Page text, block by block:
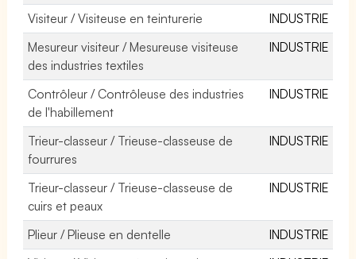
Visiteur / Visiteuse en teinturerie
INDUSTRIE
Mesureur visiteur / Mesureuse visiteuse
des industries textiles
INDUSTRIE
Contrôleur / Contrôleuse des industries
de l'habillement
INDUSTRIE
Trieur-classeur / Trieuse-classeuse de
fourrures
INDUSTRIE
Trieur-classeur / Trieuse-classeuse de
cuirs et peaux
INDUSTRIE
Plieur / Plieuse en dentelle
INDUSTRIE